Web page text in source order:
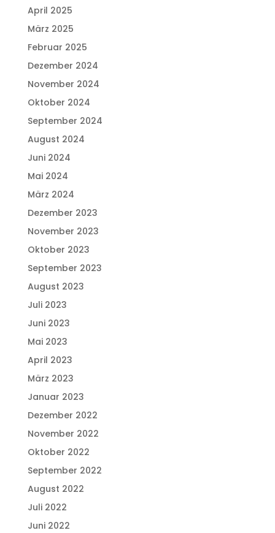
April 2025
März 2025
Februar 2025
Dezember 2024
November 2024
Oktober 2024
September 2024
August 2024
Juni 2024
Mai 2024
März 2024
Dezember 2023
November 2023
Oktober 2023
September 2023
August 2023
Juli 2023
Juni 2023
Mai 2023
April 2023
März 2023
Januar 2023
Dezember 2022
November 2022
Oktober 2022
September 2022
August 2022
Juli 2022
Juni 2022